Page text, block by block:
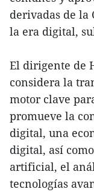
derivadas de
la era digital,
El dirigente de
considera la
motor clave
promueve la
digital, una
digital, así
artificial, el
tecnologías